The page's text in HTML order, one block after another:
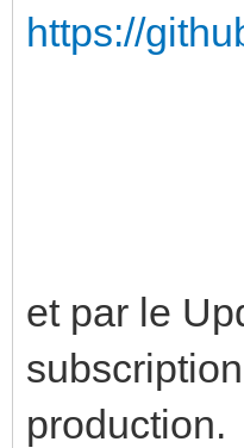
https://
et par le
production.